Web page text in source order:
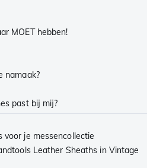
MOET hebben!
namaak?
past bij mij?
voor je messencollectie
Leather Sheaths in Vintage